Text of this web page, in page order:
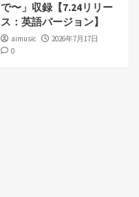
で〜」収録【7.24リリー
ス：英語バージョン】
aimusic
2026年7月17日
0